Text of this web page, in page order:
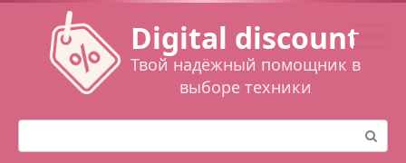
Перейти
контенту
Digital discount
Твой надёжный помощник в
выборе техники
Поиск: